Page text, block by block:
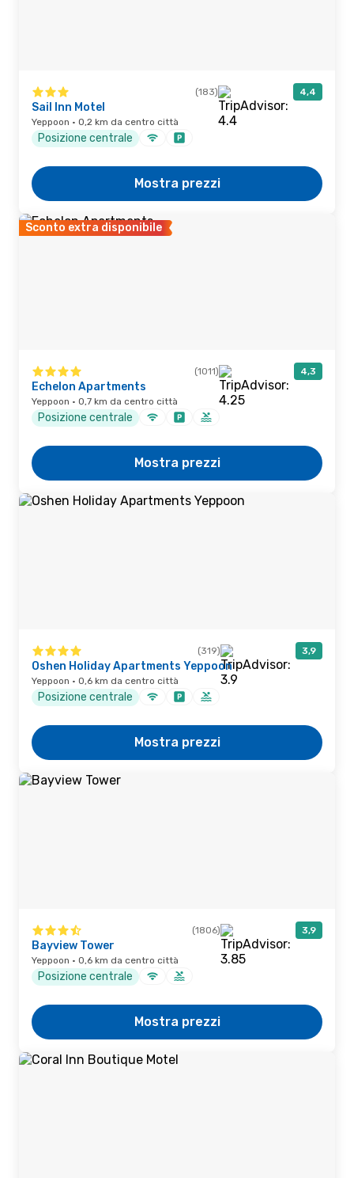
(183) 4,4
Sail Inn Motel
Yeppoon · 0,2 km da centro città
Posizione centrale
Mostra prezzi
Sconto extra disponibile
(1011) 4,3
Echelon Apartments
Yeppoon · 0,7 km da centro città
Posizione centrale
Mostra prezzi
(319) 3,9
Oshen Holiday Apartments Yeppoon
Yeppoon · 0,6 km da centro città
Posizione centrale
Mostra prezzi
(1806) 3,9
Bayview Tower
Yeppoon · 0,6 km da centro città
Posizione centrale
Mostra prezzi